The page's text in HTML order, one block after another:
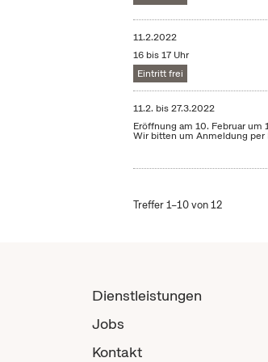
11.2.2022
16 bis 17 Uhr
Eintritt frei
11.2. bis27.3.2022
Eröffnung am 10. Februar um
Wir bitten um Anmeldung per
Treffer 1–10 von 12
Dienstleistungen
Jobs
Kontakt